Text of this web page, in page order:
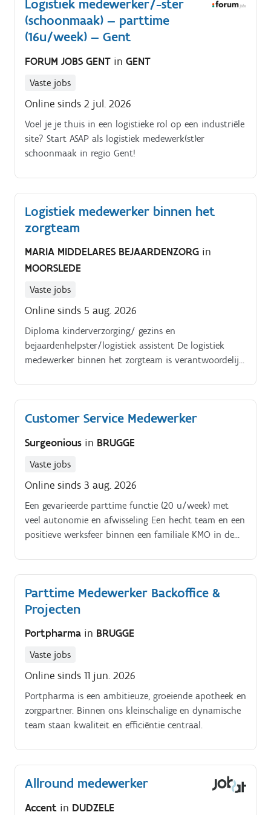
Logistiek medewerker/-ster
(schoonmaak) — parttime
(16u/week) — Gent
FORUM JOBS GENT in GENT
Vaste jobs
Online sinds 2 jul. 2026
Voel je je thuis in een logistieke rol op een industriële
site? Start ASAP als logistiek medewerk(st)er
schoonmaak in regio Gent!
Logistiek medewerker binnen het
zorgteam
MARIA MIDDELARES BEJAARDENZORG in
MOORSLEDE
Vaste jobs
Online sinds 5 aug. 2026
Diploma kinderverzorging/ gezins en
bejaardenhelpster/logistiek assistent De logistiek
medewerker binnen het zorgteam is verantwoordelijk
Customer Service Medewerker
Surgeonious in BRUGGE
Vaste jobs
Online sinds 3 aug. 2026
Een gevarieerde parttime functie (20 u/week) met
veel autonomie en afwisseling Een hecht team en een
positieve werksfeer binnen een familiale KMO in de
opleidingen ikv de functie.
Parttime Medewerker Backoffice &
Projecten
Portpharma in BRUGGE
Vaste jobs
Online sinds 11 jun. 2026
Portpharma is een ambitieuze, groeiende apotheek en
zorgpartner. Binnen ons kleinschalige en dynamische
team staan kwaliteit en efficiëntie centraal.
Allround medewerker
Accent in DUDZELE